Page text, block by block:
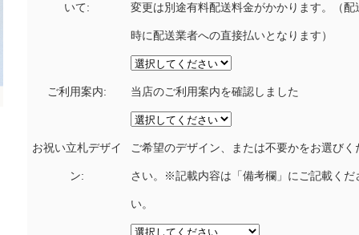
いて: 変更は別途有料配送料金がかかります。（配
時に配送業者への直接払いとなります）
ご利用案内: 当店のご利用案内を確認しました
お祝い立札デザイ
ン:
ご希望のデザイン、または不要かをお選びく
さい。※記載内容は「備考欄」にご記載くだ
い。